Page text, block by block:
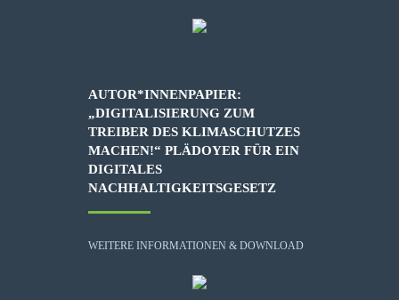
AUTOR*INNENPAPIER:
„DIGITALISIERUNG ZUM
TREIBER DES KLIMASCHUTZES
MACHEN!“ PLÄDOYER FÜR EIN
DIGITALES
NACHHALTIGKEITSGESETZ
WEITERE INFORMATIONEN & DOWNLOAD